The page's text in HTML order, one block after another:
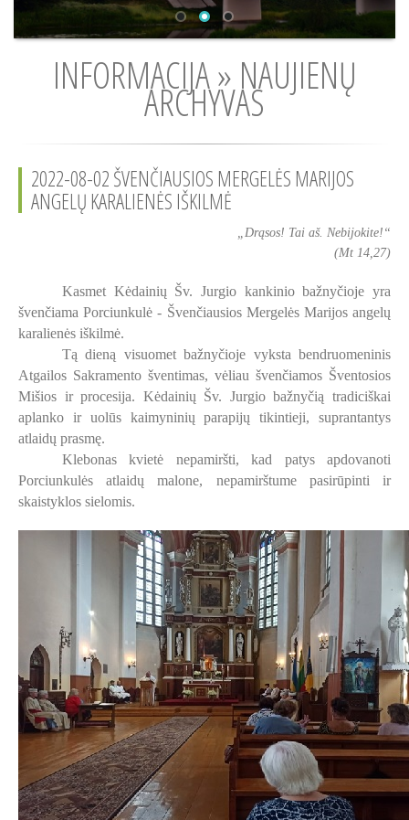
INFORMACIJA » NAUJIENŲ
ARCHYVAS
2022-08-02 ŠVENČIAUSIOS MERGELĖS MARIJOS
ANGELŲ KARALIENĖS IŠKILMĖ
„Drąsos! Tai aš. Nebijokite!“
(Mt 14,27)
Kasmet Kėdainių Šv. Jurgio kankinio bažnyčioje yra
švenčiama Porciunkulė - Švenčiausios Mergelės Marijos angelų
karalienės iškilmė.
Tą dieną visuomet bažnyčioje vyksta bendruomeninis
Atgailos Sakramento šventimas, vėliau švenčiamos Šventosios
Mišios ir procesija. Kėdainių Šv. Jurgio bažnyčią tradiciškai
aplanko ir uolūs kaimyninių parapijų tikintieji, suprantantys
atlaidų prasmę.
Klebonas kvietė nepamiršti, kad patys apdovanoti
Porciunkulės atlaidų malone, nepamirštume pasirūpinti ir
skaistyklos sielomis.